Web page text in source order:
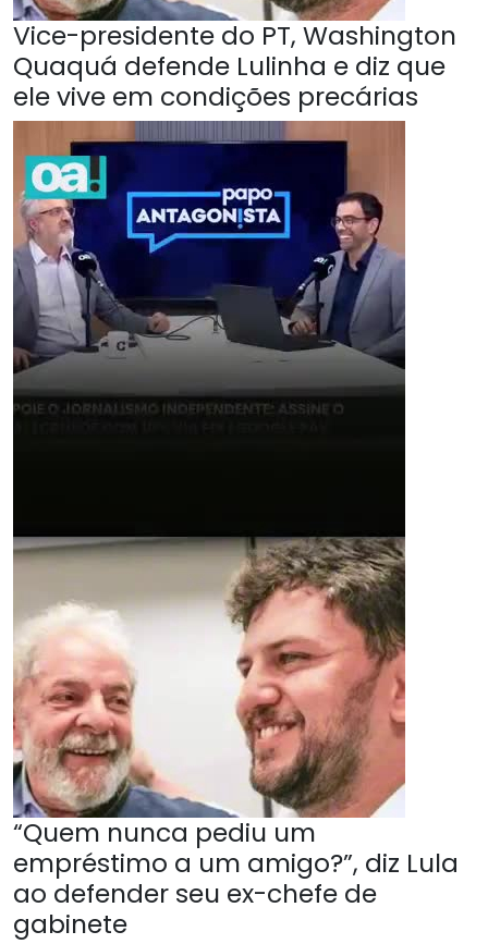
Vice-presidente do PT, Washington
Quaquá defende Lulinha e diz que
ele vive em condições precárias
“Quem nunca pediu um
empréstimo a um amigo?”, diz Lula
ao defender seu ex-chefe de
gabinete